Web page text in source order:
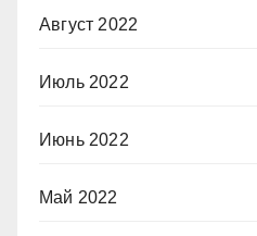
Август 2022
Июль 2022
Июнь 2022
Май 2022